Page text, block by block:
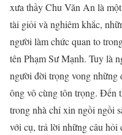
xưa thầy Chu Văn An là
tài giỏi và nghiêm khắc,
người làm chức quan to
tên Phạm Sư Mạnh. Tuy là
người đời trọng vong
ông vô cùng tôn trọng. Đến
trong nhà chỉ xin ngồi ngồi
với cụ, trả lời những câu hỏi